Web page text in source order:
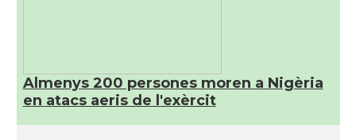
Almenys 200 persones moren a Nigèria
en atacs aeris de l'exèrcit